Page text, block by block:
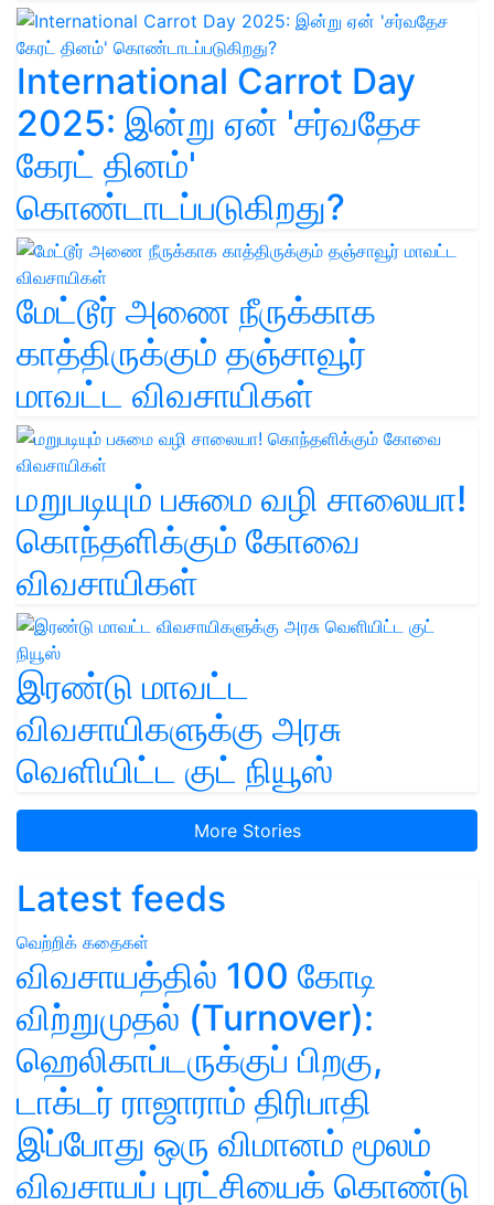
International Carrot Day
2025: இன்று ஏன் 'சர்வதேச
கேரட் தினம்'
கொண்டாடப்படுகிறது?
மேட்டூர் அணை நீருக்காக
காத்திருக்கும் தஞ்சாவூர்
மாவட்ட விவசாயிகள்
மறுபடியும் பசுமை வழி சாலையா!
கொந்தளிக்கும் கோவை
விவசாயிகள்
இரண்டு மாவட்ட
விவசாயிகளுக்கு அரசு
வெளியிட்ட குட் நியூஸ்
More Stories
Latest feeds
வெற்றிக் கதைகள்
விவசாயத்தில் 100 கோடி
விற்றுமுதல் (Turnover):
ஹெலிகாப்டருக்குப் பிறகு,
டாக்டர் ராஜாராம் திரிபாதி
இப்போது ஒரு விமானம் மூலம்
விவசாயப் புரட்சியைக் கொண்டு